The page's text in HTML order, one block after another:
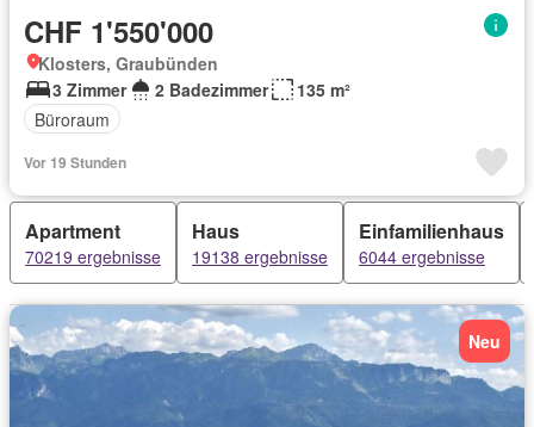
CHF 1'550'000
Klosters, Graubünden
3 Zimmer
2 Badezimmer
135 m²
Büroraum
Vor 19 Stunden
Apartment
70219 ergebnisse
Haus
19138 ergebnisse
Einfamilienhaus
6044 ergebnisse
Neu